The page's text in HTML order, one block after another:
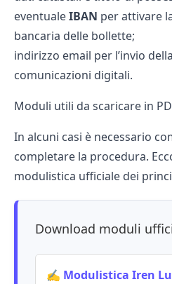
eventualeIBAN per attivare
bancaria delle bollette;
indirizzo email per l’invio della
comunicazioni digitali.
Moduli utili da scaricare in
In alcuni casi è necessario
completare la procedura.
modulistica ufficiale dei
Download moduli
✍️ Modulistica Iren